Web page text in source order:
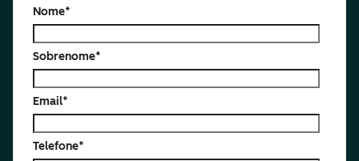
Nome*
Sobrenome*
Email*
Telefone*